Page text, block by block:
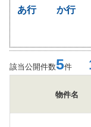
あ行 か行
該当公開件数5件
物件名